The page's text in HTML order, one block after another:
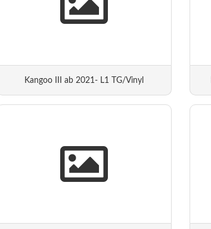
Kangoo III ab 2021- L1 TG/Vinyl